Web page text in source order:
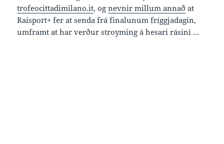
trofeocittadimilano.it, ognevnir millum annað at
Raisport+ fer at senda frá finalunum fríggjadagin,
umframt at har verður stroyming á hesari rásini …